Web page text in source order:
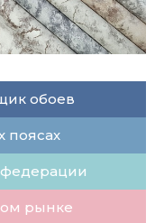
обоев
поясах
федерации
рынке